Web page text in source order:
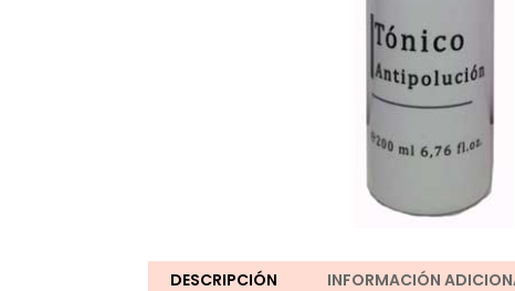
DESCRIPCIÓN INFORMACIÓN